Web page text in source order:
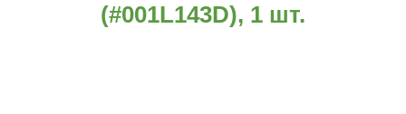
(#001L143D), 1 шт.